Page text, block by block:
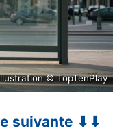
© TopTenPlay
suivante ⬇⬇